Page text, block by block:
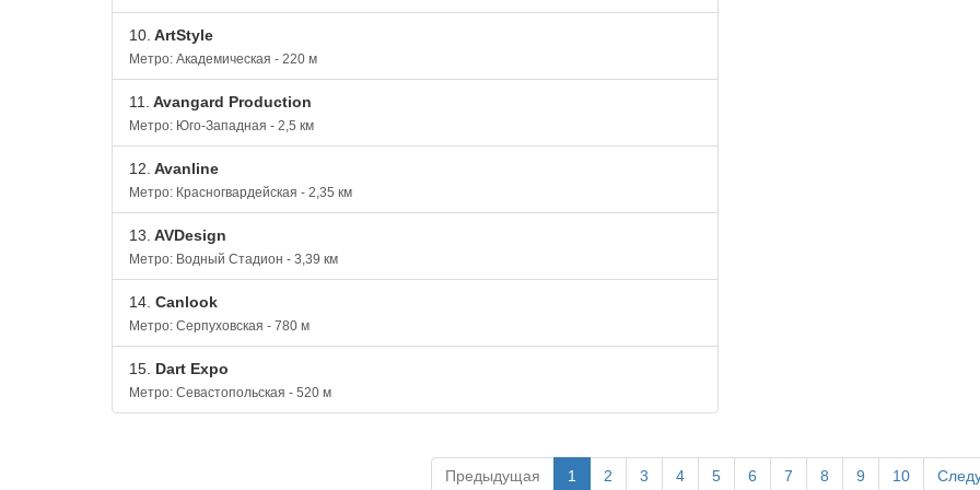
10. ArtStyle
Метро: Академическая - 220 м
11. Avangard Production
Метро: Юго-Западная - 2,5 км
12. Avanline
Метро: Красногвардейская - 2,35 км
13. AVDesign
Метро: Водный Стадион - 3,39 км
14. Canlook
Метро: Серпуховская - 780 м
15. Dart Expo
Метро: Севастопольская - 520 м
Предыдущая 1 2 3 4 5 6 7 8 9 10